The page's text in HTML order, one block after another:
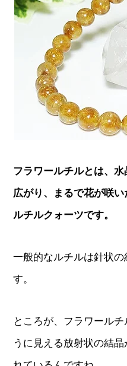
フラワールチルとは、
広がり、まるで花が咲
ルチルクォーツです。
一般的なルチルは針状
す。
ところが、フラワール
うに見える放射状の結